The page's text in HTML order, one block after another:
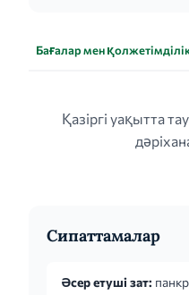
Бағалар мен
Қазіргі уақытта
Сипаттамалар
Әсер етуші зат: